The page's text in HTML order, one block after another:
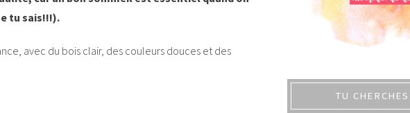
tu sais!!!).
avec du bois clair, des couleurs douces et des
TU